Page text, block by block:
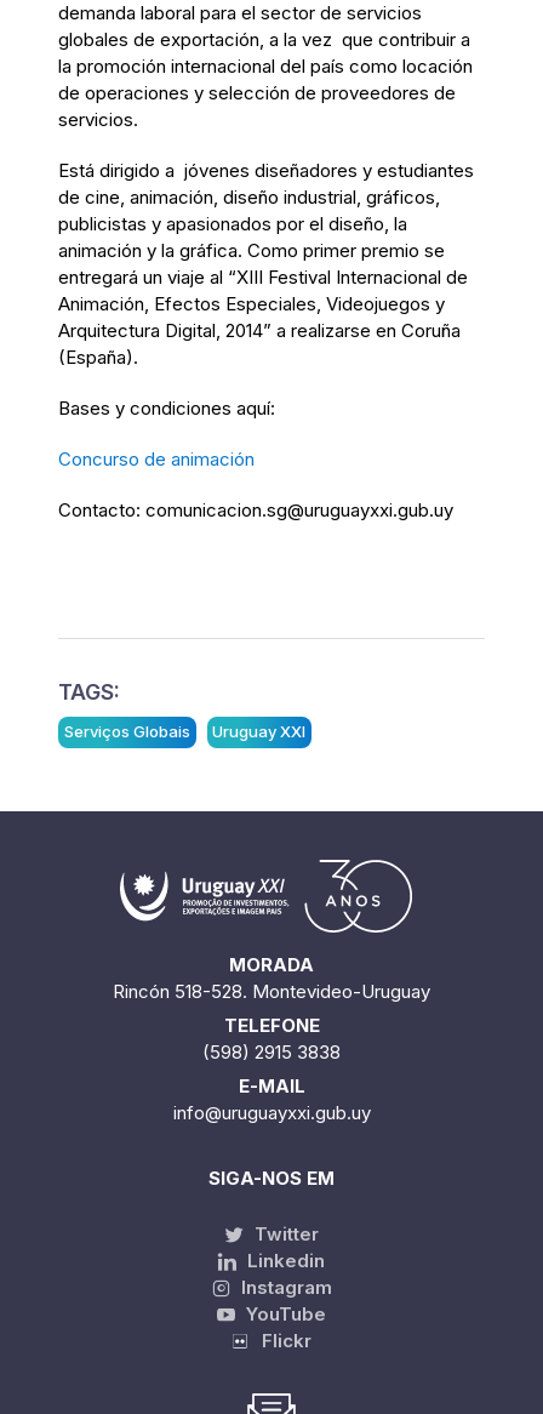
demanda laboral para el sector de servicios
globales de exportación, a la vez que contribuir a
la promoción internacional del país como locación
de operaciones y selección de proveedores de
servicios.
Está dirigido a jóvenes diseñadores y estudiantes
de cine, animación, diseño industrial, gráficos,
publicistas y apasionados por el diseño, la
animación y la gráfica. Como primer premio se
entregará un viaje al “XIII Festival Internacional de
Animación, Efectos Especiales, Videojuegos y
Arquitectura Digital, 2014” a realizarse en Coruña
(España).
Bases y condiciones aquí:
Concurso de animación
Contacto: comunicacion.sg@uruguayxxi.gub.uy
TAGS:
Serviços Globais Uruguay XXI
MORADA
Rincón 518-528. Montevideo-Uruguay
TELEFONE
(598) 2915 3838
E-MAIL
info@uruguayxxi.gub.uy
SIGA-NOS EM
Twitter
Linkedin
Instagram
YouTube
Flickr